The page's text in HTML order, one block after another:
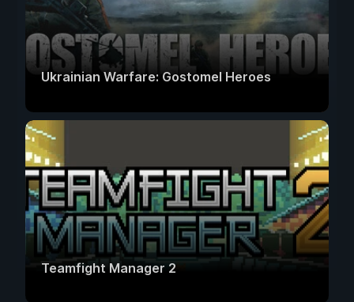
Ukrainian Warfare: Gostomel Heroes
Teamfight Manager 2